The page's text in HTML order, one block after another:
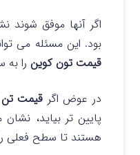
اگر آنها موفق شوند
بود. این مسئله می
قیمت تون کوین را به سمت ۷.۲۳
در عوض اگر قیمت
پایین تر بیاید،
هستند تا سطح فعلی